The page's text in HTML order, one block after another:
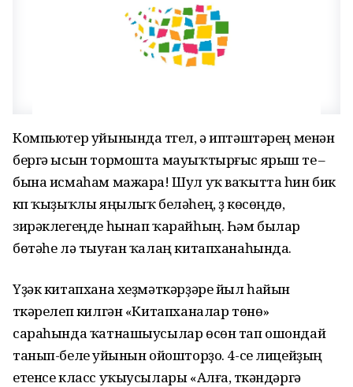
Компьютер уйынында түгел, ә иптәштәрең менән
бергә ысын тормошта мауыҡтырғыс ярыш үтеү –
бына исмаһам мажара! Шул уҡ ваҡытта һин бик
күп ҡыҙыҡлы яңылыҡ беләһең, үҙ көсөңдө,
зирәклегеңде һынап ҡарайһың. Һәм былар
бөтәһе лә тыуған ҡалаң китапханаһында.
Үҙәк китапхана хеҙмәткәрҙәре йыл һайын
үткәрелеп килгән «Китапханалар төнө»
сараһында ҡатнашыусылар өсөн тап ошондай
танып-белеү уйынын ойошторҙо. 4-се лицейҙың
етенсе класс уҡыусылары «Алға, үткәндәргә